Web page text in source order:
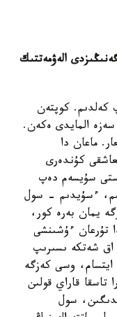
الەۋمەتتىك
كەلدىم. كوپتەن
المايدى ەكەن.
ماعان دا
كۇندەرى
سۇيسەم دەپ
ءسۇيدىم - سول
يمان بەرە كور،
تۇرعان ءۇشىنشى
اق شەتكە ىسىرىپ
وسى كەزگە
تاسقا قاراي قولىن
سول